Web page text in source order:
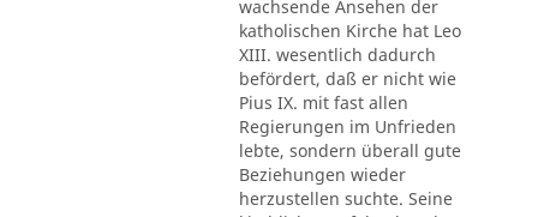
wachsende Ansehen der
katholischen Kirche hat Leo
XIII. wesentlich dadurch
befördert, daß er nicht wie
Pius IX. mit fast allen
Regierungen im Unfrieden
lebte, sondern überall gute
Beziehungen wieder
herzustellen suchte. Seine